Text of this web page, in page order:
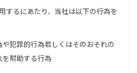
するにあたり、当社は以下の行為を
犯罪的行為若しくはそのおそれの
を幇助する行為